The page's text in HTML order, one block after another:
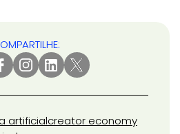
artificialcreator economy